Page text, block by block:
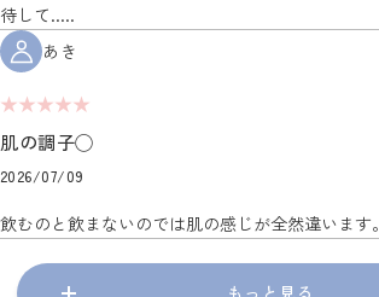
待して.....
あき
★★★★★
肌の調子◯
2026/07/09
飲むのと飲まないのでは肌の感じが全然違います。